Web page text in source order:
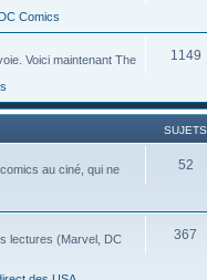
Comics
Voici maintenant The
1149
SUJETS
au ciné, qui ne
52
lectures (Marvel, DC
367